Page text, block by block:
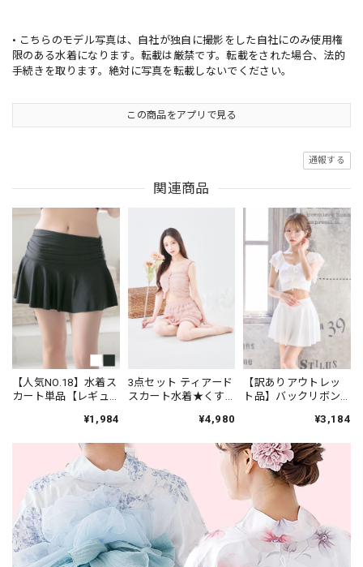
• こちらのモデル写真は、自社が独自に撮影をした自社にのみ使用権
限のある水着になります。転載は厳禁です。転載をされた場合、法的
手続きを取ります。絶対に写真を転載しないでください。
この商品をアプリで見る
通報する
関連商品
【人気NO.18】水着ス
カート単品【レギュ
¥1,984
3点セット ティアード
スカート水着★くす
¥4,980
【訳ありアウトレッ
ト品】バックリボン×
¥3,184